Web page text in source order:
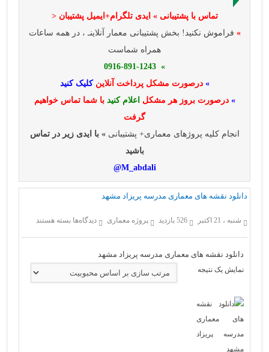
تماس با پشتیبانی » ایدی تلگرام+ایمیل پشتیبان <
» فراموش نکنید! بخش پشتیبانی معمار آنلاینـ ، در همه ساعات
همراه شماست
» 0916-891-1243
» درصورت مشکل پرداخت آنلاینکلیک کنید
» درصورت بروز هر مشکل اعلام کنید با شما تماس خواهیم
گرفت
انجام کلیه پروژهای معماری+ پشتیبانی» با ایدی زیر در تماس
باشید
M_abdali@
دانلود نقشه های معماری مدرسه پریزاد مشهد
شنبه ، 21 اکتبر 526 بازدید پروژه معماری دیدگاه‌ها برای
نقشه
پریزاد
بسته هستند
دانلود نقشه های معماری مدرسه پریزاد مشهد
نمایش یک نتیجه